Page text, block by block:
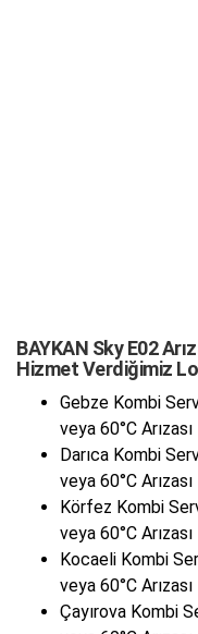
BAYKAN Sky E02
Hizmet Verdiğimiz
Gebze Kombi
veya 60°C Arızası
Darıca Kombi
veya 60°C Arızası
Körfez Kombi
veya 60°C Arızası
Kocaeli Kombi
veya 60°C Arızası
Çayırova Kombi